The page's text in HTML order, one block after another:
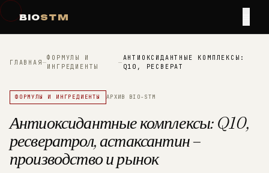
BIOSTM
ГЛАВНАЯ—
ФОРМУЛЫ И
ИНГРЕДИЕНТЫ
—
АНТИОКСИДАНТНЫЕ КОМПЛЕКСЫ:
Q10, РЕСВЕРАТ
ФОРМУЛЫ И ИНГРЕДИЕНТЫ АРХИВ BIO-STM
Антиоксидантные комплексы: Q10,
ресвератрол, астаксантин –
производство и рынок